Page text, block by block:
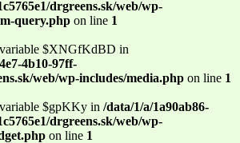
drgreens.sk/web/wp-
query.php on line 1
$XNGfKdBD in
4b10-97ff-
web/wp-includes/media.php on line 1
$gpKKy in /data/1/a/1a90ab86-
drgreens.sk/web/wp-
on line 1